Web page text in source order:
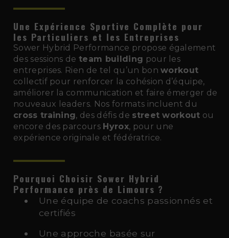
Une Expérience Sportive Complète pour
les Particuliers et les Entreprises
Sower Hybrid Performance propose également
des sessions deteam building pour les
entreprises. Rien de tel qu’un bonworkout
collectif pour renforcer la cohésion d’équipe,
améliorer la communication et faire émerger de
nouveaux leaders. Nos formats incluent du
cross training, des défis de street workout ou
encore des parcours Hyrox, pour une
expérience originale et fédératrice.
Pourquoi Choisir Sower Hybrid
Performance près de Limours ?
Une équipe de coachs passionnés et
certifiés
Une approche basée sur